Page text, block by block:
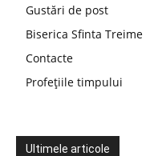
Gustări de post
Biserica Sfinta Treime
Contacte
Profețiile timpului
Ultimele articole